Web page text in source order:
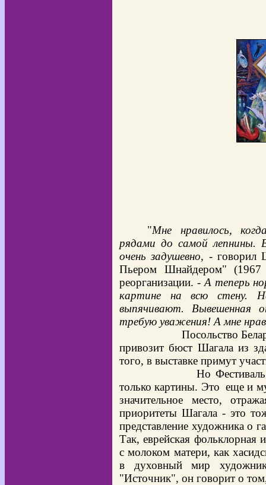
"Мне нравилось,
рядами до самой лепнины.
очень задушевно, - говорил
Пьером Шнайдером" (1967
реорганизации. - А теперь
картине на всю стену.
выпячивают. Вывешенная
требую уважения! А мне
Посольство
привозит бюст Шагала из
того, в выставке примут
Но Фестиваль
только картины. Это еще и
значительное место,
приоритеты Шагала - это
представление художника о
Так, еврейская
с молоком матери, как
в духовный мир
"Источник", он говорит о